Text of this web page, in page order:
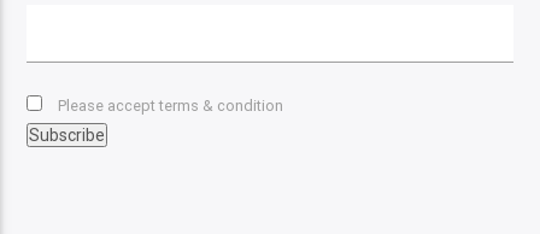
Please accept terms & condition